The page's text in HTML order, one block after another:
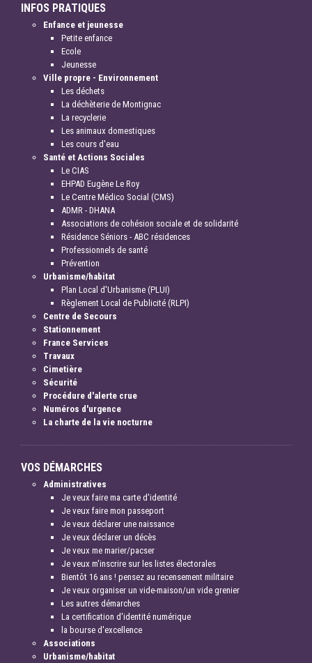
INFOS PRATIQUES
Enfance et jeunesse
Petite enfance
Ecole
Jeunesse
Ville propre - Environnement
Les déchets
La déchèterie de Montignac
La recyclerie
Les animaux domestiques
Les cours d'eau
Santé et Actions Sociales
Le CIAS
EHPAD Eugène Le Roy
Le Centre Médico Social (CMS)
ADMR - DHANA
Associations de cohésion sociale et de solidarité
Résidence Séniors - ABC résidences
Professionnels de santé
Prévention
Urbanisme/habitat
Plan Local d'Urbanisme (PLUI)
Règlement Local de Publicité (RLPI)
Centre de Secours
Stationnement
France Services
Travaux
Cimetière
Sécurité
Procédure d'alerte crue
Numéros d'urgence
La charte de la vie nocturne
VOS DÉMARCHES
Administratives
Je veux faire ma carte d'identité
Je veux faire mon passeport
Je veux déclarer une naissance
Je veux déclarer un décès
Je veux me marier/pacser
Je veux m'inscrire sur les listes électorales
Bientôt 16 ans ! pensez au recensement militaire
Je veux organiser un vide-maison/un vide grenier
Les autres démarches
La certification d'identité numérique
la bourse d'excellence
Associations
Urbanisme/habitat